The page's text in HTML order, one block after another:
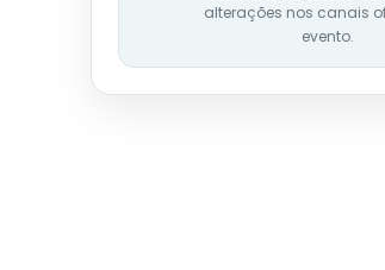
alterações nos canais
evento.